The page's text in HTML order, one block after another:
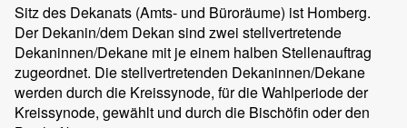
Sitz des Dekanats (Amts- und Büroräume) ist Homberg.
Der Dekanin/dem Dekan sind zwei stellvertretende
Dekaninnen/Dekane mit je einem halben Stellenauftrag
zugeordnet. Die stellvertretenden Dekaninnen/Dekane
werden durch die Kreissynode, für die Wahlperiode der
Kreissynode, gewählt und durch die Bischöfin oder den